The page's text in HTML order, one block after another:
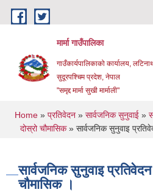
Skip to main content
मार्मा गाउँपालिका
गाउँकार्यपालिकाको कार्यालय,
सुदूरपश्चिम प्रदेश, नेपाल
"समृद्द मार्मा सुखी मार्माली"
You are here
Home» प्रतिवेदन» सार्वजनिक सुनुवाई»
दोस्रो चौमासिक» सार्वजनिक सुनुवाइ
सार्वजनिक सुनुवाइ
चौमासिक ।